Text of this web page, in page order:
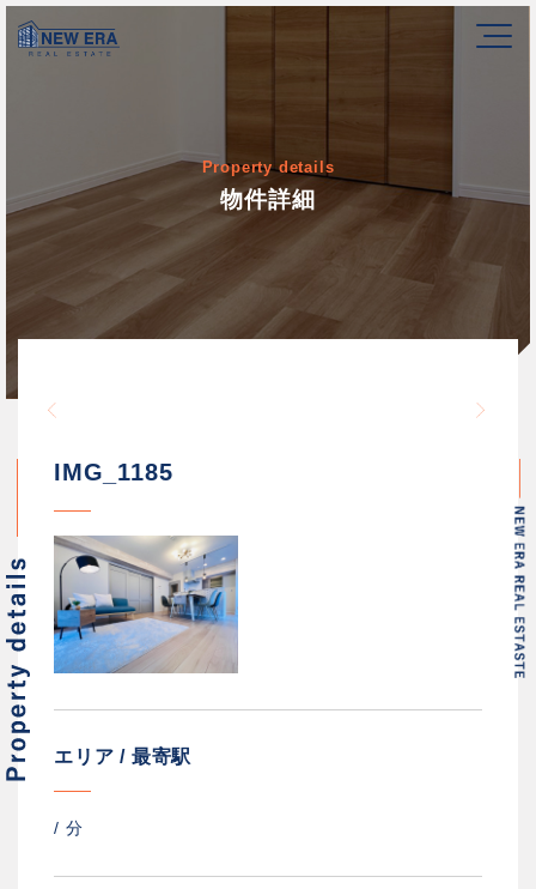
Property details
物件詳細
/home/newerakk/
IMG_1185
エリア / 最寄駅
/ 分